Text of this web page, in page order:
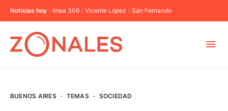
Noticias hoy línea 306 Vicente López San Fernando
BUENOS AIRES · TEMAS · SOCIEDAD